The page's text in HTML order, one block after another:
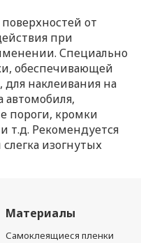
от
при
Специально
обеспечивающей
наклеивания на
автомобиля,
пороги, кромки
т.д. Рекомендуется
изогнутых
Материалы
Самоклеящиеся пленки